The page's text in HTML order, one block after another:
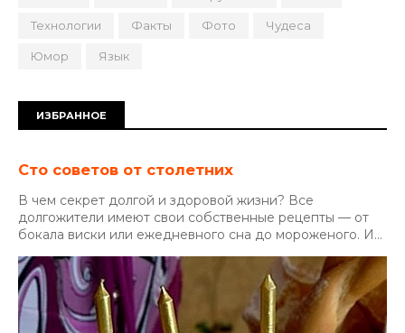
Технологии Факты Фото Чудеса
Юмор Язык
ИЗБРАННОЕ
Сто советов от столетних
В чем секрет долгой и здоровой жизни? Все
долгожители имеют свои собственные рецепты — от
бокала виски или ежедневного сна до мороженого. И...